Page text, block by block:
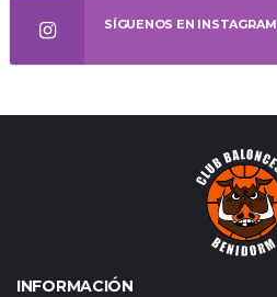
SÍGUENOS EN INSTAGRAM
INFORMACIÓN